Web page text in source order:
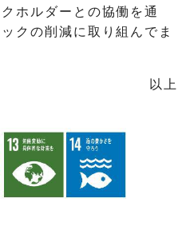
ホルダーとの協働を通
クの削減に取り組んでま
以上